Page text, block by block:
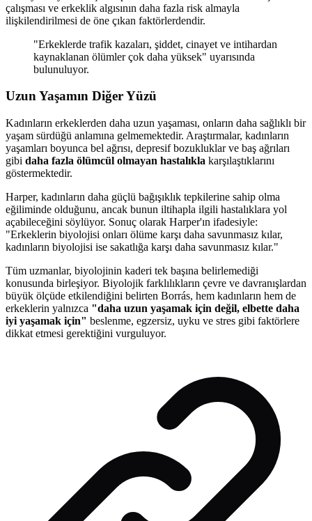
çalışması ve erkeklik algısının daha fazla risk almayla
ilişkilendirilmesi de öne çıkan faktörlerdendir.
"Erkeklerde trafik kazaları, şiddet, cinayet ve intihardan
kaynaklanan ölümler çok daha yüksek" uyarısında
bulunuluyor.
Uzun Yaşamın Diğer Yüzü
Kadınların erkeklerden daha uzun yaşaması, onların daha sağlıklı bir
yaşam sürdüğü anlamına gelmemektedir. Araştırmalar, kadınların
yaşamları boyunca bel ağrısı, depresif bozukluklar ve baş ağrıları
gibi daha fazla ölümcül olmayan hastalıkla karşılaştıklarını
göstermektedir.
Harper, kadınların daha güçlü bağışıklık tepkilerine sahip olma
eğiliminde olduğunu, ancak bunun iltihapla ilgili hastalıklara yol
açabileceğini söylüyor. Sonuç olarak Harper'ın ifadesiyle:
"Erkeklerin biyolojisi onları ölüme karşı daha savunmasız kılar,
kadınların biyolojisi ise sakatlığa karşı daha savunmasız kılar."
Tüm uzmanlar, biyolojinin kaderi tek başına belirlemediği
konusunda birleşiyor. Biyolojik farklılıkların çevre ve davranışlardan
büyük ölçüde etkilendiğini belirten Borrás, hem kadınların hem de
erkeklerin yalnızca "daha uzun yaşamak için değil, elbette daha
iyi yaşamak için" beslenme, egzersiz, uyku ve stres gibi faktörlere
dikkat etmesi gerektiğini vurguluyor.